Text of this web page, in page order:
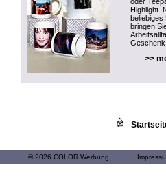
Highlight.
beliebiges
bringen
>>
© 2026 COLOR Werbung